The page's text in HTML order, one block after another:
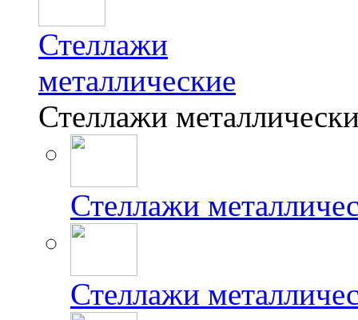
Стеллажи
металлические
Стеллажи
Стеллажи
Стеллажи